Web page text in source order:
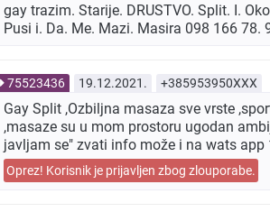
gay trazim. Starije. DRUSTVO. Split. I.
Pusi i. Da. Me. Mazi. Masira 098 166 78.
75523436 19.12.2021. +385953950XXX
Gay Split ,Ozbiljna masaza sve vrste
,masaze su u mom prostoru ugodan
javljam se" zvati info može i na wats
Oprez! Korisnik je prijavljen zbog zlouporabe.